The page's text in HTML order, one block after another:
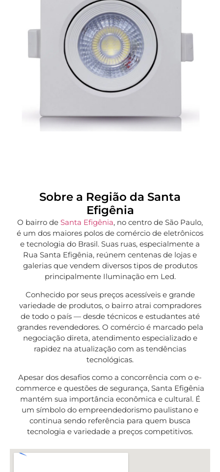
Sobre a Região da Santa
Efigênia
O bairro de Santa Efigênia, no centro de São Paulo,
é um dos maiores polos de comércio de eletrônicos
e tecnologia do Brasil. Suas ruas, especialmente a
Rua Santa Efigênia, reúnem centenas de lojas e
galerias que vendem diversos tipos de produtos
principalmente Iluminação em Led.
Conhecido por seus preços acessíveis e grande
variedade de produtos, o bairro atrai compradores
de todo o país — desde técnicos e estudantes até
grandes revendedores. O comércio é marcado pela
negociação direta, atendimento especializado e
rapidez na atualização com as tendências
tecnológicas.
Apesar dos desafios como a concorrência com o e-
commerce e questões de segurança, Santa Efigênia
mantém sua importância econômica e cultural. É
um símbolo do empreendedorismo paulistano e
continua sendo referência para quem busca
tecnologia e variedade a preços competitivos.